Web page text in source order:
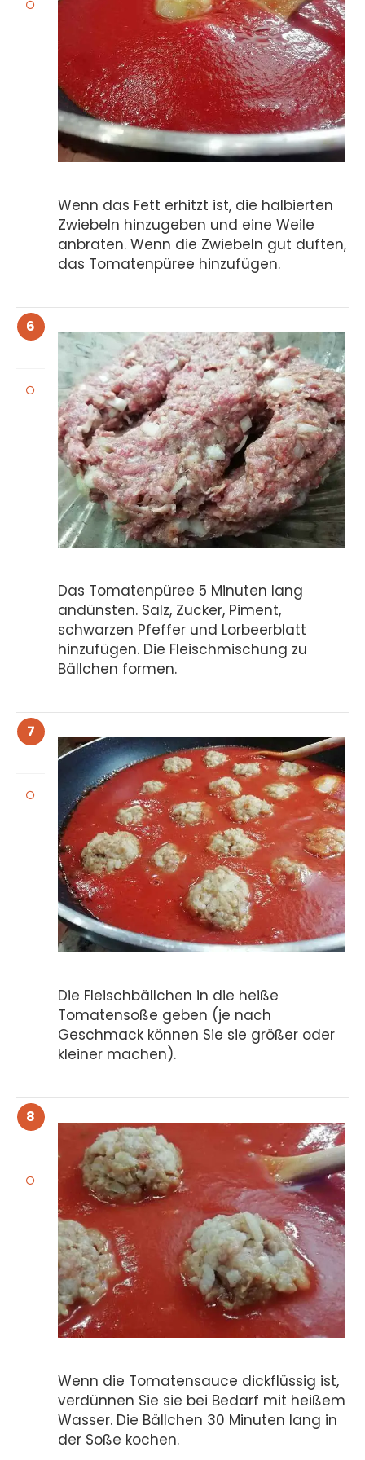
Wenn das Fett erhitzt ist, die halbierten
Zwiebeln hinzugeben und eine Weile
anbraten. Wenn die Zwiebeln gut duften,
das Tomatenpüree hinzufügen.
6
Das Tomatenpüree 5 Minuten lang
andünsten. Salz, Zucker, Piment,
schwarzen Pfeffer und Lorbeerblatt
hinzufügen. Die Fleischmischung zu
Bällchen formen.
7
Die Fleischbällchen in die heiße
Tomatensoße geben (je nach
Geschmack können Sie sie größer oder
kleiner machen).
8
Wenn die Tomatensauce dickflüssig ist,
verdünnen Sie sie bei Bedarf mit heißem
Wasser. Die Bällchen 30 Minuten lang in
der Soße kochen.